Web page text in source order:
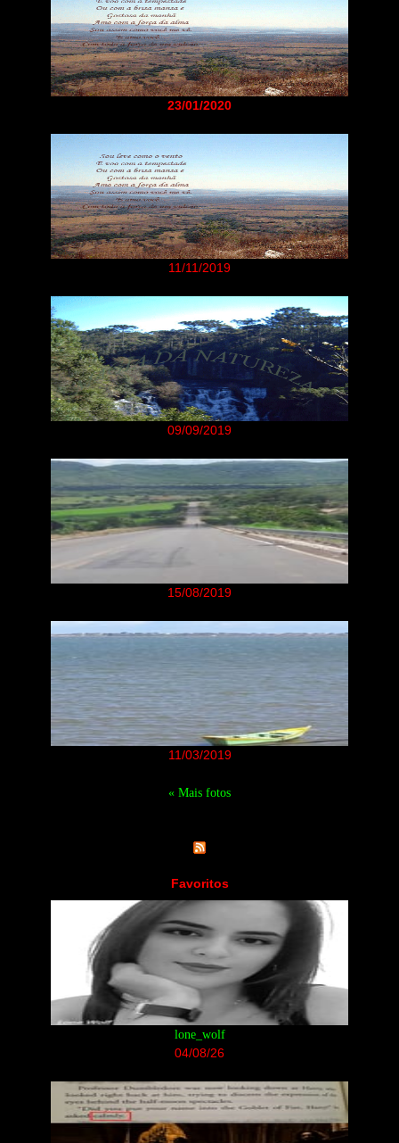
23/01/2020
11/11/2019
09/09/2019
15/08/2019
11/03/2019
« Mais fotos
Favoritos
lone_wolf
04/08/26